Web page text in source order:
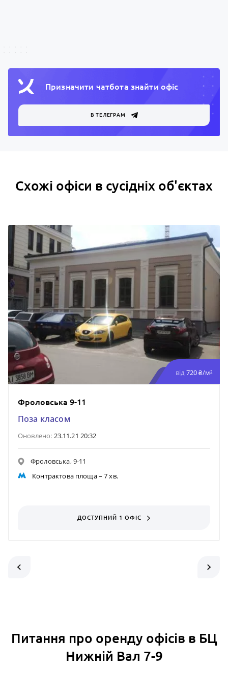
Призначити чатбота знайти офiс
В ТЕЛЕГРАМ
Схожі офіси в сусідніх об'єктах
від 720 ₴/м²
Фроловська 9-11
Поза класом
Оновлено: 23.11.21 20:32
Фроловська, 9-11
Контрактова площа– 7 хв.
ДОСТУПНИЙ 1 ОФІС
Питання про оренду офісів в БЦ
Нижній Вал 7-9